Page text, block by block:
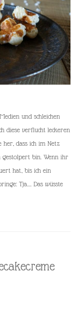
und schleichen
diese verflucht leckeren
her, dass ich im Netz
bin. Wenn ihr
hat, bis ich ein
Tja…. Das wüsste